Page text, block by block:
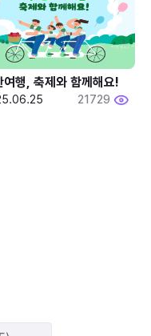
여행, 축제와 함께해요!
21729